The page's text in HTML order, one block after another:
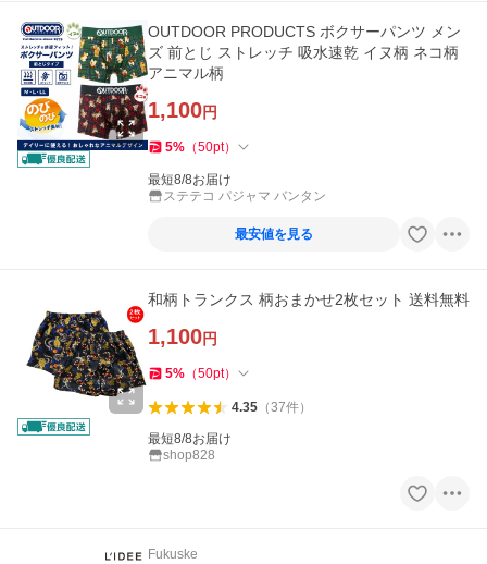
OUTDOOR PRODUCTS ボクサーパンツ メン
ズ 前とじ ストレッチ 吸水速乾 イヌ柄 ネコ柄
アニマル柄
1,100円
5% （50pt）
最短8/8お届け
ステテコ パジャマ バンタン
最安値を見る
和柄トランクス 柄おまかせ2枚セット 送料無料
1,100円
5% （50pt）
4.35（37件）
最短8/8お届け
shop828
Fukuske